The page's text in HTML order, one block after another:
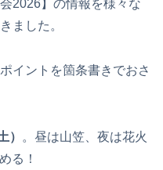
2026】の情報を様々な
ました。
イントを箇条書きでおさ
）
。昼は山笠、夜は花火
る！